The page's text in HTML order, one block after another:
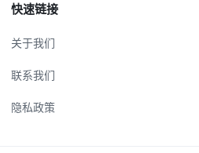
快速链接
关于我们
联系我们
隐私政策